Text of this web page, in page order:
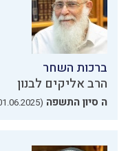
ברכות השחר
הרב אליקים לבנון
ה סיון התשפה (01.06.2025)